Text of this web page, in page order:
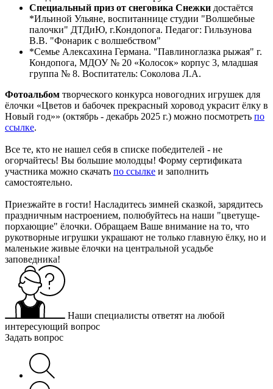
Специальный приз от снеговика Снежки достаётся
*Ильиной Ульяне, воспитаннице студии "Волшебные
палочки" ДТДиЮ, г.Кондопога. Педагог: Гильзунова
В.В. "Фонарик с волшебством"
*Семье Алексахина Германа. "Павлиноглазка рыжая" г.
Кондопога, МДОУ № 20 «Колосок» корпус 3, младшая
группа № 8. Воспитатель: Соколова Л.А.
Фотоальбом творческого конкурса новогодних игрушек для
ёлочки «Цветов и бабочек прекрасный хоровод украсит ёлку в
Новый год»» (октябрь - декабрь 2025 г.) можно посмотреть по
ссылке.
Все те, кто не нашел себя в списке победителей - не
огорчайтесь! Вы большие молодцы! Форму сертификата
участника можно скачать по ссылке и заполнить
самостоятельно.
Приезжайте в гости! Насладитесь зимней сказкой, зарядитесь
праздничным настроением, полюбуйтесь на наши "цветуще-
порхающие" ёлочки. Обращаем Ваше внимание на то, что
рукотворные игрушки украшают не только главную ёлку, но и
маленькие живые ёлочки на центральной усадьбе
заповедника!
Наши специалисты ответят на любой
интересующий вопрос
Задать вопрос